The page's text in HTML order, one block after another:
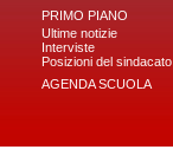
PRIMO PIANO
Ultime notizie
Interviste
Posizioni del sindacato
AGENDA SCUOLA